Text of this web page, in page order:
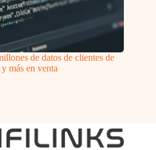
de datos de clientes de
más en venta